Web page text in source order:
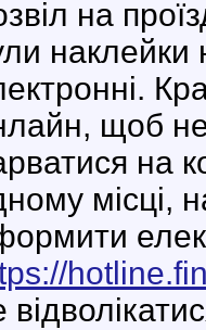
на
щоб
на
місці,